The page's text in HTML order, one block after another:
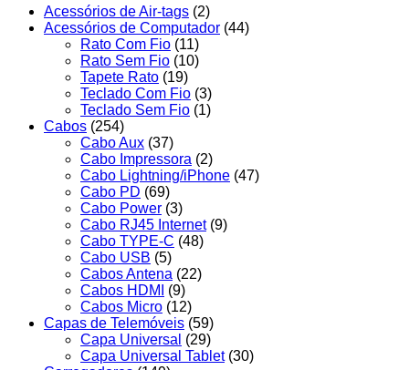
Acessórios de Air-tags (2)
Acessórios de Computador (44)
Rato Com Fio (11)
Rato Sem Fio (10)
Tapete Rato (19)
Teclado Com Fio (3)
Teclado Sem Fio (1)
Cabos (254)
Cabo Aux (37)
Cabo Impressora (2)
Cabo Lightning/iPhone (47)
Cabo PD (69)
Cabo Power (3)
Cabo RJ45 Internet (9)
Cabo TYPE-C (48)
Cabo USB (5)
Cabos Antena (22)
Cabos HDMI
(9)
Cabos Micro (12)
Capas de Telemóveis (59)
Capa Universal (29)
Capa Universal Tablet (30)